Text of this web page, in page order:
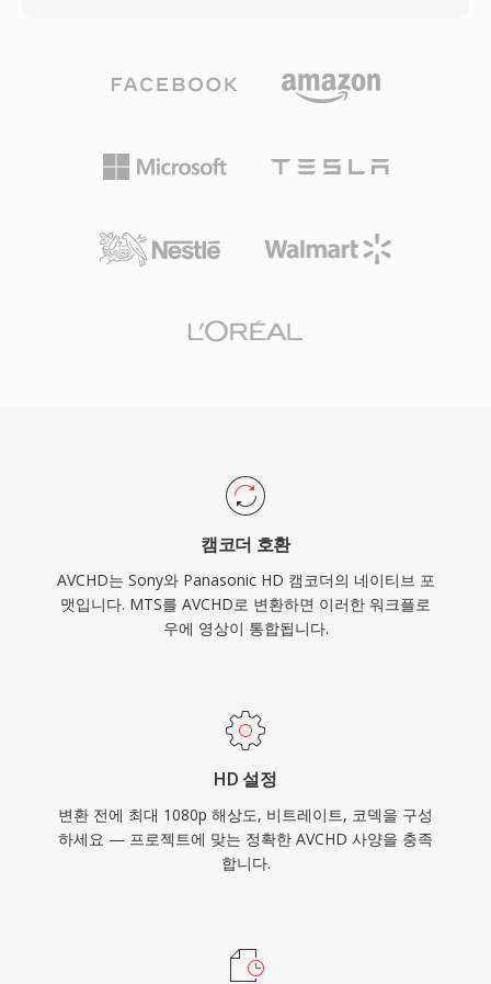
SDHC 메모리 카드에서 연장된 녹화 시간을 가능
하게 합니다. MTS 파일은 모든 주요 비디오 편집
접 가져올 수 있지만, 일부 워크플로우에서는 보다
으로 트랜스코딩하는 것이 유리합니다.
어 설계의 유연성을 제공합니다. H.264 압축을 사
다 낮은 비트레이트에서 우수한 화질을 제공하여,
동일한 저장 용량에서 더 긴 녹화 시간을 가능하게
캔 모드를 지원하여, 시네마틱 및 방송 스타일의
하는 엄격한 사양을 따르며, 호환 디스크 매체에
사용되며, 주요 비디오 편집 애플리케이션에서 계
캠코더 호환
AVCHD는 Sony와 Panasonic HD 캠코더의 네이티브 포
맷입니다. MTS를 AVCHD로 변환하면 이러한 워크플로
우에 영상이 통합됩니다.
HD 설정
변환 전에 최대 1080p 해상도, 비트레이트, 코덱을 구성
하세요 — 프로젝트에 맞는 정확한 AVCHD 사양을 충족
합니다.